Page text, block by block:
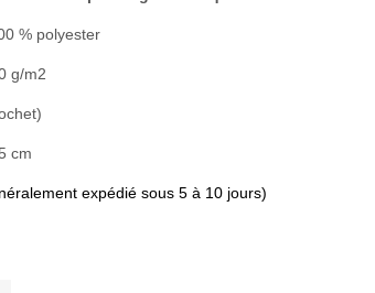
% polyester
g/m2
cm
expédié sous 5 à 10 jours)